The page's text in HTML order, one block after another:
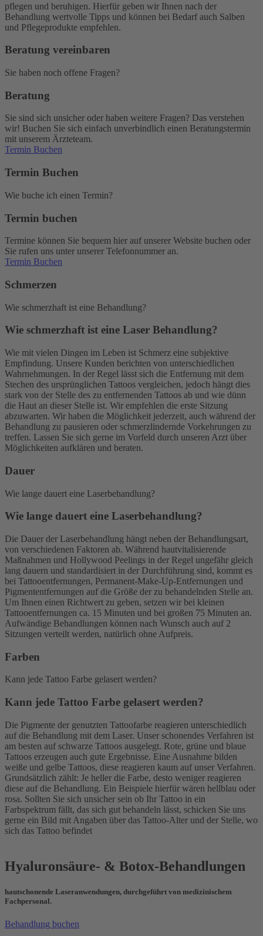
pflegen und beruhigen. Hierfür geben wir Ihnen nach der
Behandlung wertvolle Tipps und können bei Bedarf auch Salben
und Pflegeprodukte empfehlen.
Beratung vereinbaren
Sie haben noch offene Fragen?
Beratung
Sie sind sich unsicher oder haben weitere Fragen? Das verstehen
wir! Buchen Sie sich einfach unverbindlich einen Beratungstermin
mit unserem Ärzteteam.
Termin Buchen
Termin Buchen
Wie buche ich einen Termin?
Termin buchen
Termine können Sie bequem hier auf unserer Website buchen oder
Sie rufen uns unter unserer Telefonnummer an.
Termin Buchen
Schmerzen
Wie schmerzhaft ist eine Behandlung?
Wie schmerzhaft ist eine Laser Behandlung?
Wie mit vielen Dingen im Leben ist Schmerz eine subjektive
Empfindung. Unsere Kunden berichten von unterschiedlichen
Wahrnehmungen. In der Regel lässt sich die Entfernung mit dem
Stechen des ursprünglichen Tattoos vergleichen, jedoch hängt dies
stark von der Stelle des zu entfernenden Tattoos ab und wie dünn
die Haut an dieser Stelle ist. Wir empfehlen die erste Sitzung
abzuwarten. Wir haben die Möglichkeit jederzeit, auch während der
Behandlung zu pausieren oder schmerzlindernde Vorkehrungen zu
treffen. Lassen Sie sich gerne im Vorfeld durch unseren Arzt über
Möglichkeiten aufklären und beraten.
Dauer
Wie lange dauert eine Laserbehandlung?
Wie lange dauert eine Laserbehandlung?
Die Dauer der Laserbehandlung hängt neben der Behandlungsart,
von verschiedenen Faktoren ab. Während hautvitalisierende
Maßnahmen und Hollywood Peelings in der Regel ungefähr gleich
lang dauern und standardisiert in der Durchführung sind, kommt es
bei Tattooentfernungen, Permanent-Make-Up-Entfernungen und
Pigmententfernungen auf die Größe der zu behandelnden Stelle an.
Um Ihnen einen Richtwert zu geben, setzen wir bei kleinen
Tattooentfernungen ca. 15 Minuten und bei großen 75 Minuten an.
Aufwändige Behandlungen können nach Wunsch auch auf 2
Sitzungen verteilt werden, natürlich ohne Aufpreis.
Farben
Kann jede Tattoo Farbe gelasert werden?
Kann jede Tattoo Farbe gelasert werden?
Die Pigmente der genutzten Tattoofarbe reagieren unterschiedlich
auf die Behandlung mit dem Laser. Unser schonendes Verfahren ist
am besten auf schwarze Tattoos ausgelegt. Rote, grüne und blaue
Tattoos erzeugen auch gute Ergebnisse. Eine Ausnahme bilden
weiße und gelbe Tattoos, diese reagieren kaum auf unser Verfahren.
Grundsätzlich zählt: Je heller die Farbe, desto weniger reagieren
diese auf die Behandlung. Ein Beispiele hierfür wären hellblau oder
rosa. Sollten Sie sich unsicher sein ob Ihr Tattoo in ein
Farbspektrum fällt, das sich gut behandeln lässt, schicken Sie uns
gerne ein Bild mit Angaben über das Tattoo-Alter und der Stelle, wo
sich das Tattoo befindet
Hyaluronsäure- & Botox-Behandlungen
hautschonende Laseranwendungen, durchgeführt von medizinischem
Fachpersonal.
Behandlung buchen